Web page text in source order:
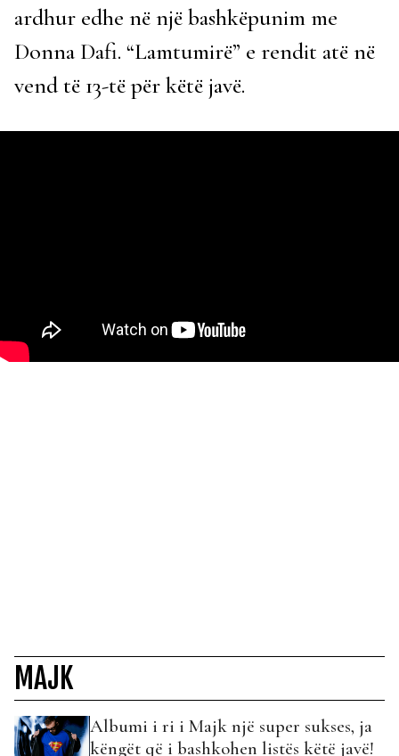
ardhur edhe në një bashkëpunim me
Donna Dafi. “Lamtumirë” e rendit atë në
vend të 13-të për këtë javë.
MAJK
Albumi i ri i Majk një super sukses, ja
këngët që i bashkohen listës këtë javë!